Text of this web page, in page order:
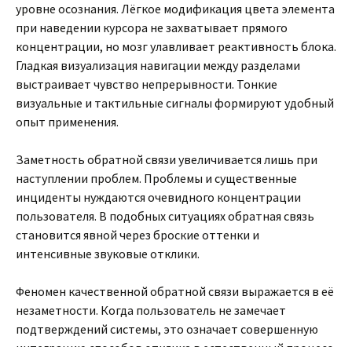
уровне осознания. Лёгкое модификация цвета элемента
при наведении курсора не захватывает прямого
концентрации, но мозг улавливает реактивность блока.
Гладкая визуализация навигации между разделами
выстраивает чувство непрерывности. Тонкие
визуальные и тактильные сигналы формируют удобный
опыт применения.
Заметность обратной связи увеличивается лишь при
наступлении проблем. Проблемы и существенные
инциденты нуждаются очевидного концентрации
пользователя. В подобных ситуациях обратная связь
становится явной через броские оттенки и
интенсивные звуковые отклики.
Феномен качественной обратной связи выражается в её
незаметности. Когда пользователь не замечает
подтверждений системы, это означает совершенную